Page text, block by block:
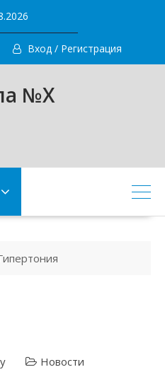
Вход / Регистрация
№X
Новости